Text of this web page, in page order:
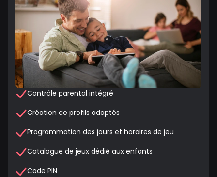
Contrôle parental intégré
Création de profils adaptés
Programmation des jours et horaires de jeu
Catalogue de jeux dédié aux enfants
Code PIN